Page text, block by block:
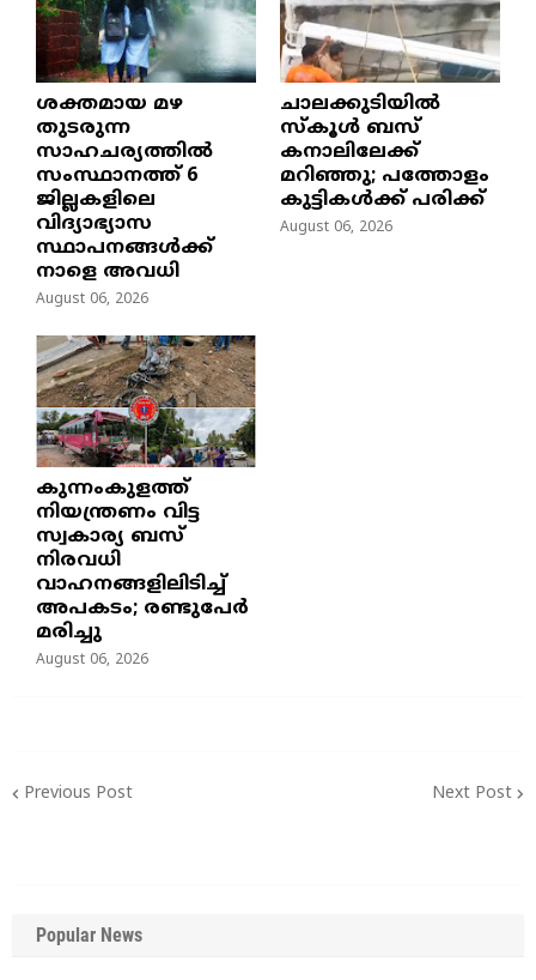
ശക്തമായ മഴ
തുടരുന്ന
സാഹചര്യത്തിൽ
സംസ്ഥാനത്ത് 6
ജില്ലകളിലെ
വിദ്യാഭ്യാസ
സ്ഥാപനങ്ങൾക്ക്
നാളെ അവധി
August 06, 2026
ചാലക്കുടിയിൽ
സ്കൂൾ ബസ്
കനാലിലേക്ക്
മറിഞ്ഞു; പത്തോളം
കുട്ടികൾക്ക് പരിക്ക്
August 06, 2026
കുന്നംകുളത്ത്
നിയന്ത്രണം വിട്ട
സ്വകാര്യ ബസ്
നിരവധി
വാഹനങ്ങളിലിടിച്ച്
അപകടം; രണ്ടുപേർ
മരിച്ചു
August 06, 2026
Previous Post Next Post
Popular News